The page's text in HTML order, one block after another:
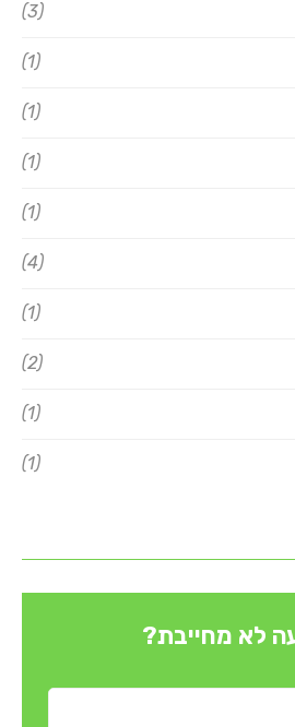
(3)
(1)
(1)
(1)
(1)
(4)
(1)
(2)
(1)
(1)
לא מחייבת?